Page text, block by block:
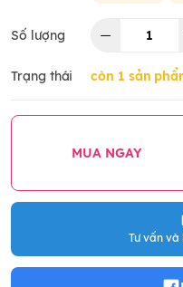
Số lượng
Trạng thái còn 1 sản
MUA NGAY
Tư vấn